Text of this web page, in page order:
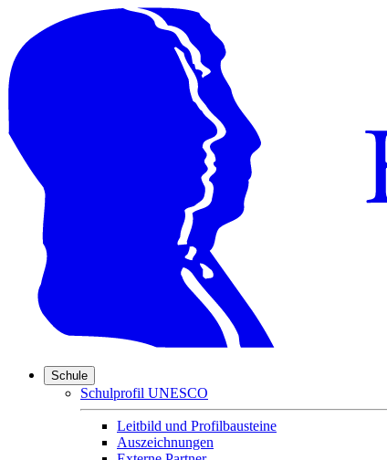
Schule
Schulprofil UNESCO
Leitbild und Profilbausteine
Auszeichnungen